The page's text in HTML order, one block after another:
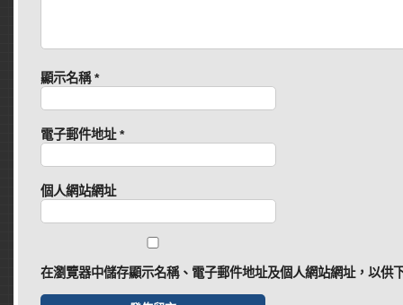
顯示名稱*
電子郵件地址*
個人網站網址
在瀏覽器中儲存顯示名稱、電子郵件地址及個人網站網址，以供